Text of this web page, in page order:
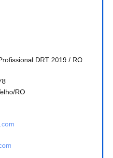
DRT 2019 / RO
RO